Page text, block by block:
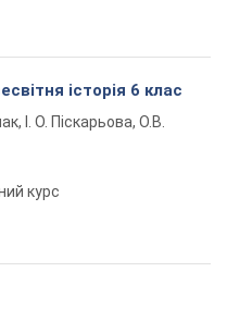
історія 6 клас
І. О. Піскарьова, О.В.
курс